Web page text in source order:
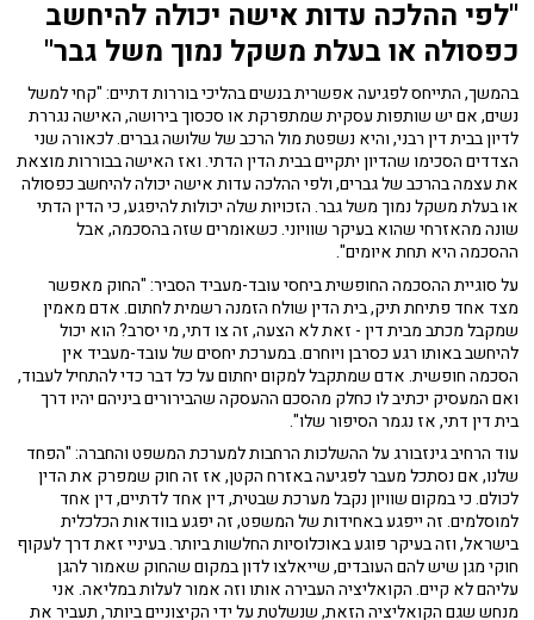
"לפי ההלכה עדות אישה יכולה להיחשב
כפסולה או בעלת משקל נמוך משל גבר"
בהמשך, התייחס לפגיעה אפשרית בנשים בהליכי בוררות דתיים: "קחי למשל
נשים, אם יש שותפות עסקית שמתפרקת או סכסוך בירושה, האישה נגררת
לדיון בבית דין רבני, והיא נשפטת מול הרכב של שלושה גברים. לכאורה שני
הצדדים הסכימו שהדיון יתקיים בבית הדין הדתי. ואז האישה בבוררות מוצאת
את עצמה בהרכב של גברים, ולפי ההלכה עדות אישה יכולה להיחשב כפסולה
או בעלת משקל נמוך משל גבר. הזכויות שלה יכולות להיפגע, כי הדין הדתי
שונה מהאזרחי שהוא בעיקר שוויוני. כשאומרים שזה בהסכמה, אבל
ההסכמה היא תחת איומים".
על סוגיית ההסכמה החופשית ביחסי עובד-מעביד הסביר: "החוק מאפשר
מצד אחד פתיחת תיק, בית הדין שולח הזמנה רשמית לחתום. אדם מאמין
שמקבל מכתב מבית דין - זאת לא הצעה, זה צו דתי, מי יסרב? הוא יכול
להיחשב באותו רגע כסרבן ויוחרם. במערכת יחסים של עובד-מעביד אין
הסכמה חופשית. אדם שמתקבל למקום יחתום על כל דבר כדי להתחיל לעבוד,
ואם המעסיק יכתיב לו כחלק מהסכם ההעסקה שהבירורים ביניהם יהיו דרך
בית דין דתי, אז נגמר הסיפור שלו".
עוד הרחיב גינזבורג על ההשלכות הרחבות למערכת המשפט והחברה: "הפחד
שלנו, אם נסתכל מעבר לפגיעה באזרח הקטן, אז זה חוק שמפרק את הדין
לכולם. כי במקום שוויון נקבל מערכת שבטית, דין אחד לדתיים, דין אחד
למוסלמים. זה ייפגע באחידות של המשפט, זה יפגע בוודאות הכלכלית
בישראל, וזה בעיקר פוגע באוכלוסיות החלשות ביותר. בעיניי זאת דרך לעקוף
חוקי מגן שיש להם העובדים, שייאלצו לדון במקום שהחוק שאמור להגן
עליהם לא קיים. הקואליציה העבירה אותו וזה אמור לעלות במליאה. אני
מנחש שגם הקואליציה הזאת, שנשלטת על ידי הקיצוניים ביותר, תעביר את